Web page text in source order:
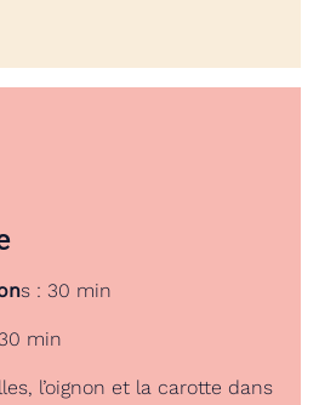
s : 30 min
min
l’oignon et la carotte dans